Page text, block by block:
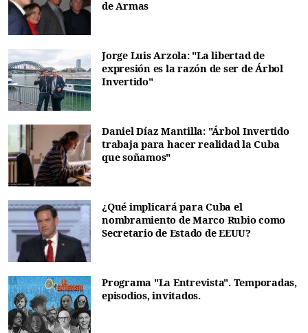
de Armas
Jorge Luis Arzola: "La libertad de
expresión es la razón de ser de Árbol
Invertido"
Daniel Díaz Mantilla: "Árbol Invertido
trabaja para hacer realidad la Cuba
que soñamos"
¿Qué implicará para Cuba el
nombramiento de Marco Rubio como
Secretario de Estado de EEUU?
Programa "La Entrevista". Temporadas,
episodios, invitados.